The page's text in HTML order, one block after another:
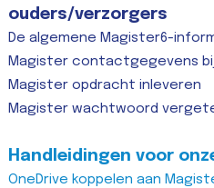
ouders/verzorgers
De algemene Magister6-
Magister contactgegevens
Magister opdracht inleveren
Magister wachtwoord
Handleidingen voor
OneDrive koppelen aan